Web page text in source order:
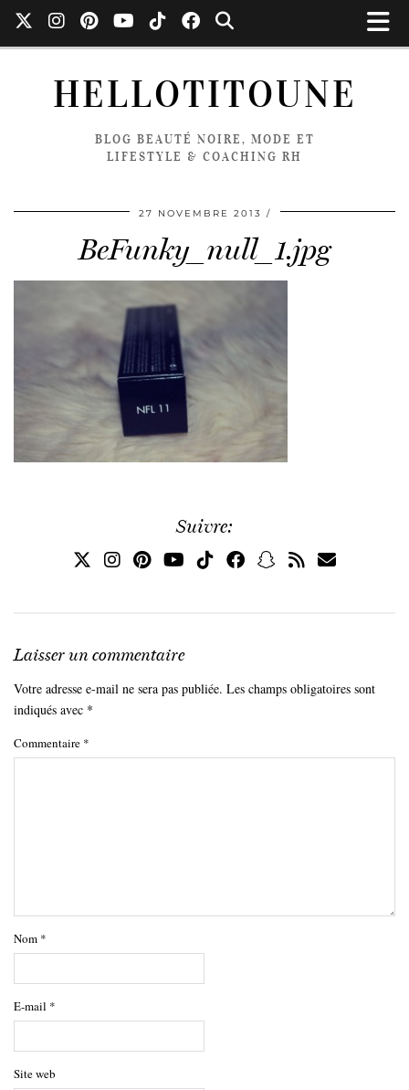
HELLOTITOUNE
BLOG BEAUTÉ NOIRE, MODE ET
LIFESTYLE & COACHING RH
27 NOVEMBRE 2013
BeFunky_null_1.jpg
Suivre:
Laisser un commentaire
Votre adresse e-mail ne sera pas publiée. Les champs obligatoires sont
indiqués avec *
Commentaire *
Nom *
E-mail *
Site web